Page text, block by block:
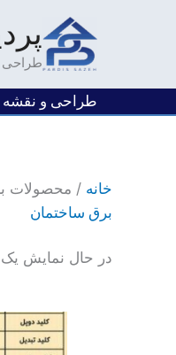
طراحی
طراحی و نقشه
خانه / محصولات
برق ساختمان
در حال نمایش یک